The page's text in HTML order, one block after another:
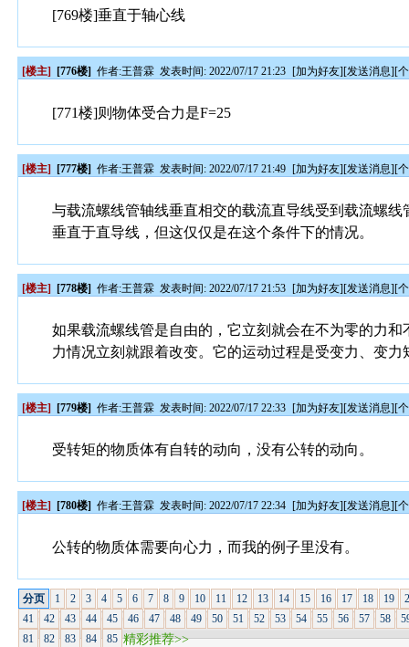
[769楼]垂直于轴心线
[楼主] [776楼] 作者:王普霖 发表时间: 2022/07/17 21:23 [加为好友][发送消息][
[771楼]则物体受合力是F=25
[楼主] [777楼] 作者:王普霖 发表时间: 2022/07/17 21:49 [加为好友][发送消息][
与载流螺线管轴线垂直相交的载流直导线受到载流螺
垂直于直导线，但这仅仅是在这个条件下的情况。
[楼主] [778楼] 作者:王普霖 发表时间: 2022/07/17 21:53 [加为好友][发送消息][
如果载流螺线管是自由的，它立刻就会在不为零的力
力情况立刻就跟着改变。它的运动过程是受变力、变力
[楼主] [779楼] 作者:王普霖 发表时间: 2022/07/17 22:33 [加为好友][发送消息][
受转矩的物质体有自转的动向，没有公转的动向。
[楼主] [780楼] 作者:王普霖 发表时间: 2022/07/17 22:34 [加为好友][发送消息][
公转的物质体需要向心力，而我的例子里没有。
分页 1 2 3 4 5 6 7 8 9 10 11 12 13 14 15 16 17 18 19
41
42 43 44 45 46 47 48 49 50 51 52 53 54 55 56 57 58
81
82 83 84 85 精彩推荐>>